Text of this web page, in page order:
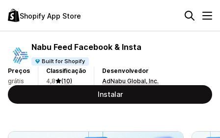
Shopify App Store
Nabu Feed Facebook & Insta
Built for Shopify
Preços
grátis
Classificação
4,8
(10)
Desenvolvedor
AdNabu Global, Inc.
Instalar